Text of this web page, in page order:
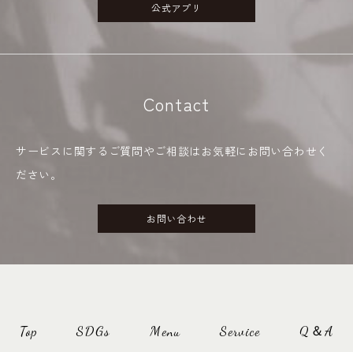
公式アプリ
Contact
サービスに関するご質問やご相談はお気軽にお問い合わせく
ださい。
お問い合わせ
Top SDGs Menu Service Q＆A